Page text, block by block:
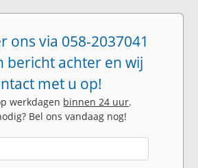
ons via 058-2037041
bericht achter en wij
met u op!
werkdagen binnen 24 uur.
Bel ons vandaag nog!